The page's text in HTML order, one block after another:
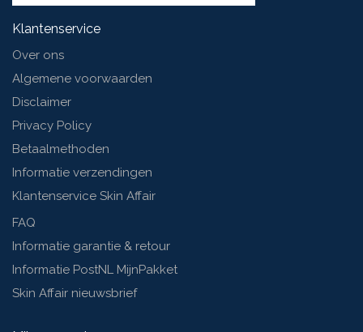
Klantenservice
Over ons
Algemene voorwaarden
Disclaimer
Privacy Policy
Betaalmethoden
Informatie verzendingen
Klantenservice Skin Affair
FAQ
Informatie garantie & retour
Informatie PostNL MijnPakket
Skin Affair nieuwsbrief